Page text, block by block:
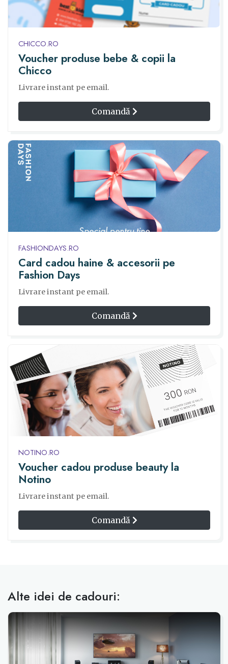
CHICCO.RO
Voucher produse bebe & copii la
Chicco
Livrare instant pe email.
Comandă
FASHIONDAYS.RO
Card cadou haine & accesorii pe
Fashion Days
Livrare instant pe email.
Comandă
NOTINO.RO
Voucher cadou produse beauty la
Notino
Livrare instant pe email.
Comandă
Alte idei de cadouri: